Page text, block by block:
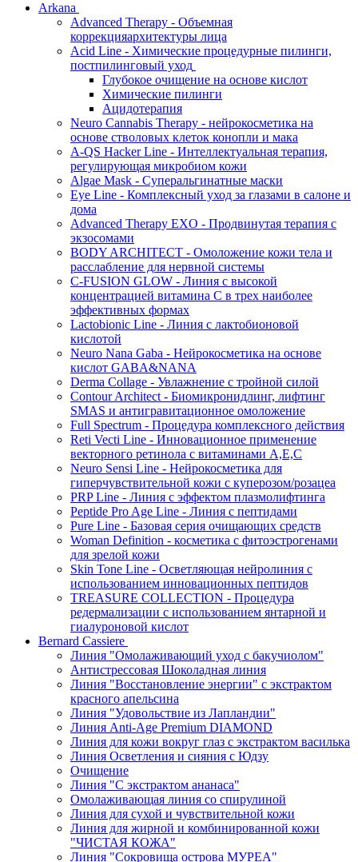
Arkana
Advanced Therapy - Объемная
коррекцияархитектуры лица
Acid Line - Химические процедурные пилинги,
постпилинговый уход
Глубокое очищение на основе кислот
Химические пилинги
Ацидотерапия
Neuro Cannabis Therapy - нейрокосметика на
основе стволовых клеток конопли и мака
A-QS Hacker Line - Интеллектуальная терапия,
регулирующая микробиом кожи
Algae Mask - Суперальгинатные маски
Eye Line - Комплексный уход за глазами в салоне и
дома
Advanced Therapy EXO - Продвинутая терапия с
экзосомами
BODY ARCHITECT - Омоложение кожи тела и
расслабление для нервной системы
C-FUSION GLOW - Линия с высокой
концентрацией витамина C в трех наиболее
эффективных формах
Lactobionic Line - Линия с лактобионовой
кислотой
Neuro Nana Gaba - Нейрокосметика на основе
кислот GABA&NANA
Derma Collage - Увлажнение с тройной силой
Contour Architect - Биомикронидлинг, лифтинг
SMAS и антигравитационное омоложение
Full Spectrum - Процедура комплексного действия
Reti Vecti Line - Инновационное применение
векторного ретинола с витаминами A,Е,С
Neuro Sensi Line - Нейрокосметика для
гиперчувствительной кожи с куперозом/розацеа
PRP Line - Линия с эффектом плазмолифтинга
Peptide Pro Age Line - Линия с пептидами
Pure Line - Базовая серия очищающих средств
Woman Definition - косметика с фитоэстрогенами
для зрелой кожи
Skin Tone Line - Осветляющая нейролиния с
использованием инновационных пептидов
TREASURE COLLECTION - Процедура
редермализации с использованием янтарной и
гиалуроновой кислот
Bernard Cassiere
Линия "Омолаживающий уход с бакучиолом"
Антистрессовая Шоколадная линия
Линия "Восстановление энергии" с экстрактом
красного апельсина
Линия "Удовольствие из Лапландии"
Линия Anti-Age Premium DIAMOND
Линия для кожи вокруг глаз с экстрактом василька
Линия Осветления и сияния с Юдзу
Очищение
Линия "С экстрактом ананаса"
Омолаживающая линия со спирулиной
Линия для сухой и чувствительной кожи
Линия для жирной и комбинированной кожи
"ЧИСТАЯ КОЖА"
Линия "Сокровища острова МУРЕА"